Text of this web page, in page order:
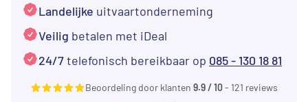
aantalLandelijke uitvaartonderneming
Veilig betalen met iDeal
24/7telefonisch bereikbaar op 085 - 130 18 81
Beoordeling door klanten 9.9 / 10- 121 reviews